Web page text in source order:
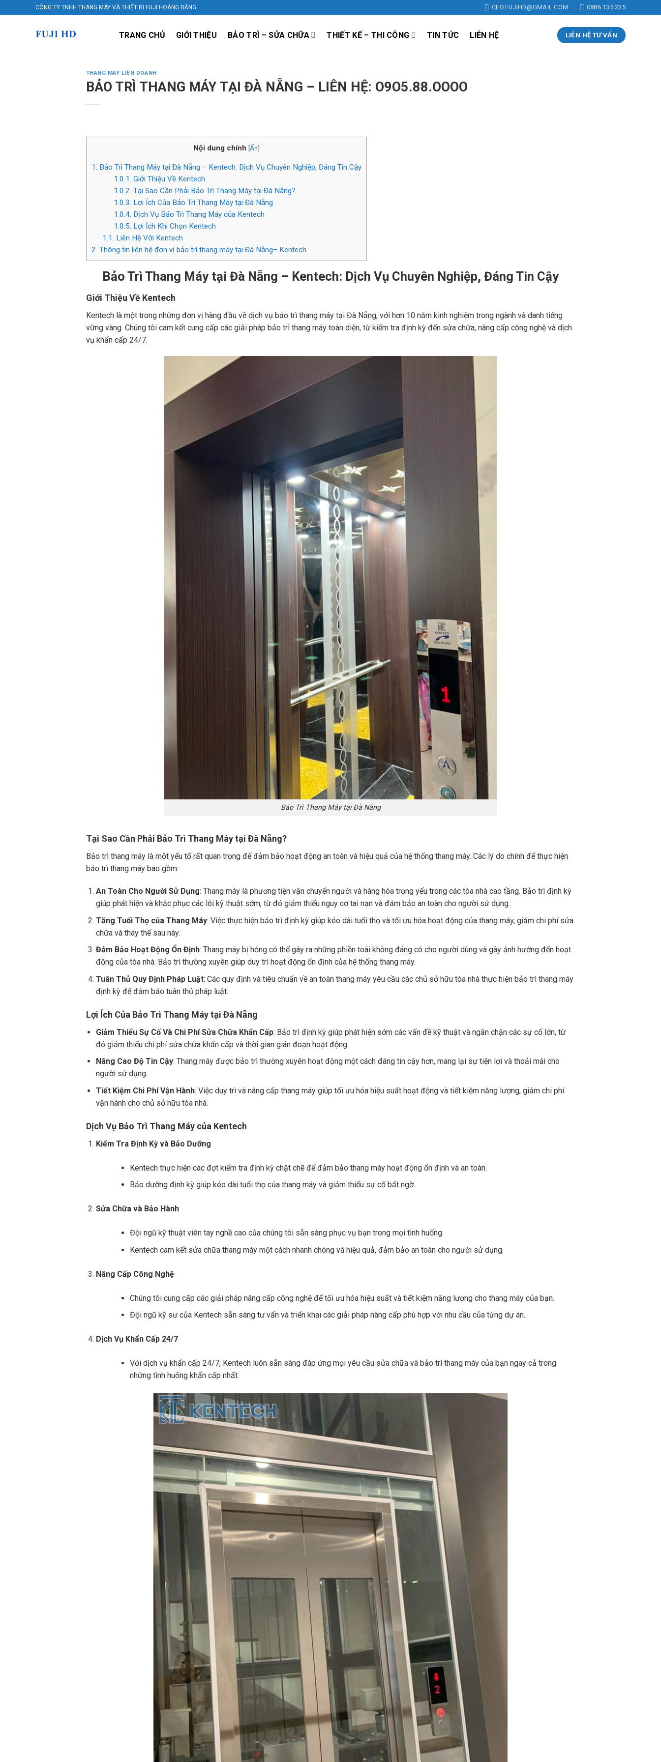
CÔNG TY TNHH THANG MÁY VÀ THIẾT BỊ FUJI HOÀNG ĐĂNG CEO.FUJIHD@GMAIL.COM 0886.135.235
TRANG CHỦ GIỚI THIỆU BẢO TRÌ – SỬA CHỮA THIẾT KẾ – THI CÔNG TIN TỨC LIÊN HỆ LIÊN HỆ TƯ VẤN
THANG MÁY LIÊN DOANH
BẢO TRÌ THANG MÁY TẠI ĐÀ NẴNG – LIÊN HỆ: O9O5.88.OOOO
Nội dung chính [Ẩn]
1. Bảo Trì Thang Máy tại Đà Nẵng – Kentech: Dịch Vụ Chuyên Nghiệp, Đáng Tin Cậy
1.0.1. Giới Thiệu Về Kentech
1.0.2. Tại Sao Cần Phải Bảo Trì Thang Máy tại Đà Nẵng?
1.0.3. Lợi Ích Của Bảo Trì Thang Máy tại Đà Nẵng
1.0.4. Dịch Vụ Bảo Trì Thang Máy của Kentech
1.0.5. Lợi Ích Khi Chọn Kentech
1.1. Liên Hệ Với Kentech
2. Thông tin liên hệ đơn vị bảo trì thang máy tại Đà Nẵng– Kentech
Bảo Trì Thang Máy tại Đà Nẵng – Kentech: Dịch Vụ Chuyên Nghiệp, Đáng Tin Cậy
Giới Thiệu Về Kentech
Kentech là một trong những đơn vị hàng đầu về dịch vụ bảo trì thang máy tại Đà Nẵng, với hơn 10 năm kinh nghiệm trong ngành và danh tiếng
vững vàng. Chúng tôi cam kết cung cấp các giải pháp bảo trì thang máy toàn diện, từ kiểm tra định kỳ đến sửa chữa, nâng cấp công nghệ và dịch
vụ khẩn cấp 24/7.
Bảo Trì Thang Máy tại Đà Nẵng
Tại Sao Cần Phải Bảo Trì Thang Máy tại Đà Nẵng?
Bảo trì thang máy là một yếu tố rất quan trọng để đảm bảo hoạt động an toàn và hiệu quả của hệ thống thang máy. Các lý do chính để thực hiện
bảo trì thang máy bao gồm:
An Toàn Cho Người Sử Dụng: Thang máy là phương tiện vận chuyển người và hàng hóa trọng yếu trong các tòa nhà cao tầng. Bảo trì định kỳ
giúp phát hiện và khắc phục các lỗi kỹ thuật sớm, từ đó giảm thiểu nguy cơ tai nạn và đảm bảo an toàn cho người sử dụng.
Tăng Tuổi Thọ của Thang Máy: Việc thực hiện bảo trì định kỳ giúp kéo dài tuổi thọ và tối ưu hóa hoạt động của thang máy, giảm chi phí sửa
chữa và thay thế sau này.
Đảm Bảo Hoạt Động Ổn Định: Thang máy bị hỏng có thể gây ra những phiền toái không đáng có cho người dùng và gây ảnh hưởng đến hoạt
động của tòa nhà. Bảo trì thường xuyên giúp duy trì hoạt động ổn định của hệ thống thang máy.
Tuân Thủ Quy Định Pháp Luật: Các quy định và tiêu chuẩn về an toàn thang máy yêu cầu các chủ sở hữu tòa nhà thực hiện bảo trì thang máy
định kỳ để đảm bảo tuân thủ pháp luật.
Lợi Ích Của Bảo Trì Thang Máy tại Đà Nẵng
Giảm Thiểu Sự Cố Và Chi Phí Sửa Chữa Khẩn Cấp: Bảo trì định kỳ giúp phát hiện sớm các vấn đề kỹ thuật và ngăn chặn các sự cố lớn, từ
đó giảm thiểu chi phí sửa chữa khẩn cấp và thời gian gián đoạn hoạt động.
Nâng Cao Độ Tin Cậy: Thang máy được bảo trì thường xuyên hoạt động một cách đáng tin cậy hơn, mang lại sự tiện lợi và thoải mái cho
người sử dụng.
Tiết Kiệm Chi Phí Vận Hành: Việc duy trì và nâng cấp thang máy giúp tối ưu hóa hiệu suất hoạt động và tiết kiệm năng lượng, giảm chi phí
vận hành cho chủ sở hữu tòa nhà.
Dịch Vụ Bảo Trì Thang Máy của Kentech
Kiểm Tra Định Kỳ và Bảo Dưỡng
Kentech thực hiện các đợt kiểm tra định kỳ chặt chẽ để đảm bảo thang máy hoạt động ổn định và an toàn.
Bảo dưỡng định kỳ giúp kéo dài tuổi thọ của thang máy và giảm thiểu sự cố bất ngờ.
Sửa Chữa và Bảo Hành
Đội ngũ kỹ thuật viên tay nghề cao của chúng tôi sẵn sàng phục vụ bạn trong mọi tình huống.
Kentech cam kết sửa chữa thang máy một cách nhanh chóng và hiệu quả, đảm bảo an toàn cho người sử dụng.
Nâng Cấp Công Nghệ
Chúng tôi cung cấp các giải pháp nâng cấp công nghệ để tối ưu hóa hiệu suất và tiết kiệm năng lượng cho thang máy của bạn.
Đội ngũ kỹ sư của Kentech sẵn sàng tư vấn và triển khai các giải pháp nâng cấp phù hợp với nhu cầu của từng dự án.
Dịch Vụ Khẩn Cấp 24/7
Với dịch vụ khẩn cấp 24/7, Kentech luôn sẵn sàng đáp ứng mọi yêu cầu sửa chữa và bảo trì thang máy của bạn ngay cả trong
những tình huống khẩn cấp nhất.